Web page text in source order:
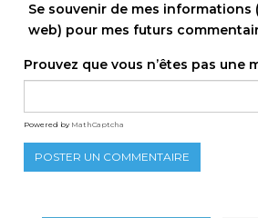
Se souvenir de mes informations
web) pour mes futurs
Prouvez que vous n’êtes pas une
Powered by MathCaptcha